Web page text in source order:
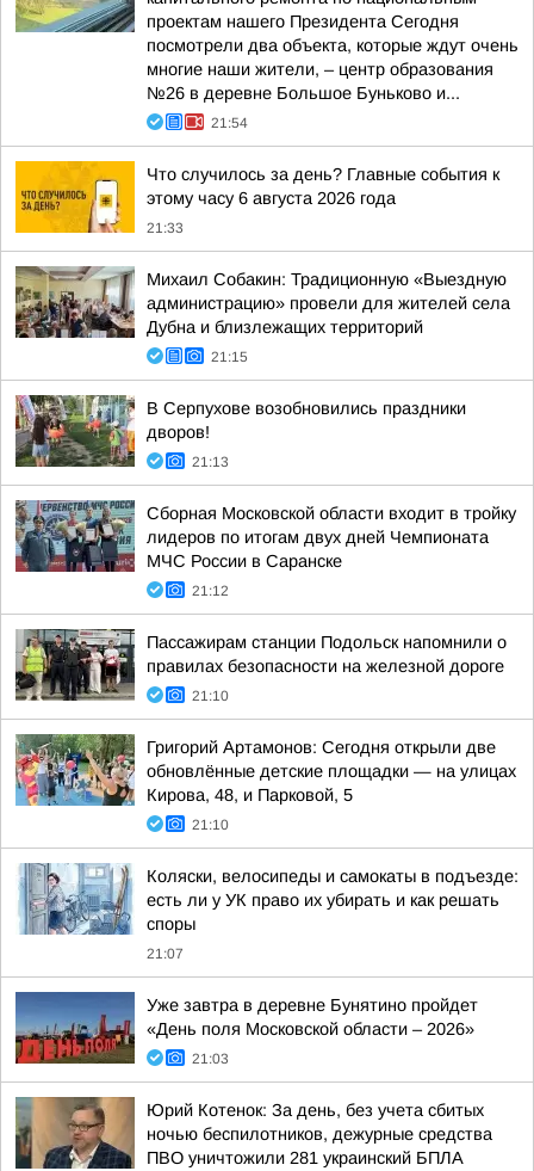
проектам нашего Президента Сегодня
посмотрели два объекта, которые ждут очень
многие наши жители, – центр образования
№26 в деревне Большое Буньково и...
21:54
Что случилось за день? Главные события к
этому часу 6 августа 2026 года
21:33
Михаил Собакин: Традиционную «Выездную
администрацию» провели для жителей села
Дубна и близлежащих территорий
21:15
В Серпухове возобновились праздники
дворов!
21:13
Сборная Московской области входит в тройку
лидеров по итогам двух дней Чемпионата
МЧС России в Саранске
21:12
Пассажирам станции Подольск напомнили о
правилах безопасности на железной дороге
21:10
Григорий Артамонов: Сегодня открыли две
обновлённые детские площадки — на улицах
Кирова, 48, и Парковой, 5
21:10
Коляски, велосипеды и самокаты в подъезде:
есть ли у УК право их убирать и как решать
споры
21:07
Уже завтра в деревне Бунятино пройдет
«День поля Московской области – 2026»
21:03
Юрий Котенок: За день, без учета сбитых
ночью беспилотников, дежурные средства
ПВО уничтожили 281 украинский БПЛА